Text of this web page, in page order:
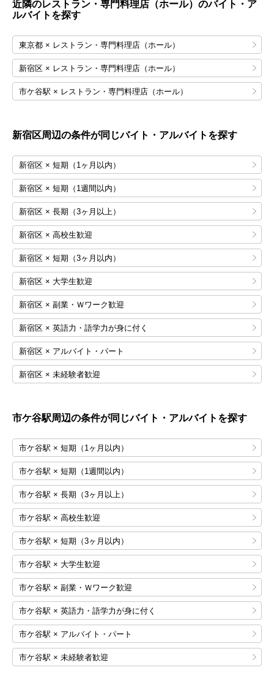
近隣のレストラン・専門料理店（ホール）のバイト・ア
ルバイトを探す
東京都 × レストラン・専門料理店（ホール）
新宿区 × レストラン・専門料理店（ホール）
市ケ谷駅 × レストラン・専門料理店（ホール）
新宿区周辺の条件が同じバイト・アルバイトを探す
新宿区 × 短期（1ヶ月以内）
新宿区 × 短期（1週間以内）
新宿区 × 長期（3ヶ月以上）
新宿区 × 高校生歓迎
新宿区 × 短期（3ヶ月以内）
新宿区 × 大学生歓迎
新宿区 × 副業・Ｗワーク歓迎
新宿区 × 英語力・語学力が身に付く
新宿区 × アルバイト・パート
新宿区 × 未経験者歓迎
市ケ谷駅周辺の条件が同じバイト・アルバイトを探す
市ケ谷駅 × 短期（1ヶ月以内）
市ケ谷駅 × 短期（1週間以内）
市ケ谷駅 × 長期（3ヶ月以上）
市ケ谷駅 × 高校生歓迎
市ケ谷駅 × 短期（3ヶ月以内）
市ケ谷駅 × 大学生歓迎
市ケ谷駅 × 副業・Ｗワーク歓迎
市ケ谷駅 × 英語力・語学力が身に付く
市ケ谷駅 × アルバイト・パート
市ケ谷駅 × 未経験者歓迎